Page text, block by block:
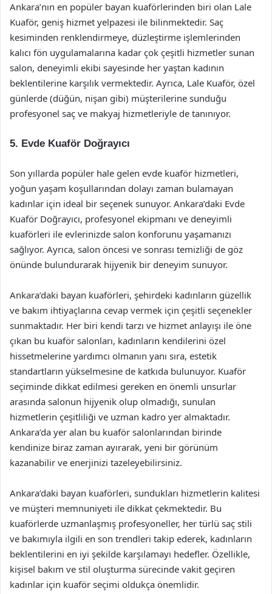
Ankara’nın en popüler bayan kuaförlerinden biri olan Lale
Kuaför, geniş hizmet yelpazesi ile bilinmektedir. Saç
kesiminden renklendirmeye, düzleştirme işlemlerinden
kalıcı fön uygulamalarına kadar çok çeşitli hizmetler sunan
salon, deneyimli ekibi sayesinde her yaştan kadının
beklentilerine karşılık vermektedir. Ayrıca, Lale Kuaför, özel
günlerde (düğün, nişan gibi) müşterilerine sunduğu
profesyonel saç ve makyaj hizmetleriyle de tanınıyor.
5. Evde Kuaför Doğrayıcı
Son yıllarda popüler hale gelen evde kuaför hizmetleri,
yoğun yaşam koşullarından dolayı zaman bulamayan
kadınlar için ideal bir seçenek sunuyor. Ankara’daki Evde
Kuaför Doğrayıcı, profesyonel ekipmanı ve deneyimli
kuaförleri ile evlerinizde salon konforunu yaşamanızı
sağlıyor. Ayrıca, salon öncesi ve sonrası temizliği de göz
önünde bulundurarak hijyenik bir deneyim sunuyor.
Ankara’daki bayan kuaförleri, şehirdeki kadınların güzellik
ve bakım ihtiyaçlarına cevap vermek için çeşitli seçenekler
sunmaktadır. Her biri kendi tarzı ve hizmet anlayışı ile öne
çıkan bu kuaför salonları, kadınların kendilerini özel
hissetmelerine yardımcı olmanın yanı sıra, estetik
standartların yükselmesine de katkıda bulunuyor. Kuaför
seçiminde dikkat edilmesi gereken en önemli unsurlar
arasında salonun hijyenik olup olmadığı, sunulan
hizmetlerin çeşitliliği ve uzman kadro yer almaktadır.
Ankara’da yer alan bu kuaför salonlarından birinde
kendinize biraz zaman ayırarak, yeni bir görünüm
kazanabilir ve enerjinizi tazeleyebilirsiniz.
Ankara’daki bayan kuaförleri, sundukları hizmetlerin kalitesi
ve müşteri memnuniyeti ile dikkat çekmektedir. Bu
kuaförlerde uzmanlaşmış profesyoneller, her türlü saç stili
ve bakımıyla ilgili en son trendleri takip ederek, kadınların
beklentilerini en iyi şekilde karşılamayı hedefler. Özellikle,
kişisel bakım ve stil oluşturma sürecinde vakit geçiren
kadınlar için kuaför seçimi oldukça önemlidir.